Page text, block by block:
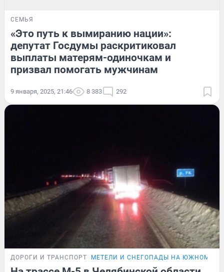
СЕМЬЯ
«Это путь к вымиранию нации»:
депутат Госдумы раскритиковал
выплаты матерям-одиночкам и
призвал помогать мужчинам
9 января, 2025, 21:46 8 383 292
ДОРОГИ И ТРАНСПОРТ МЕТЕЛИ И СНЕГОПАДЫ НА ЮЖНОМ